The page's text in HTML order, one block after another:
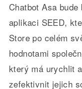
Chatbot Asa
aplikaci SEED,
Store po celém
hodnotami
který má urychlit
zefektivnit jejich